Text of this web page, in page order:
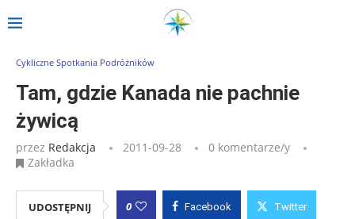
Strona główna Tam, gdzie Kanada nie pachnie żywicą
Cykliczne Spotkania Podróżników
Tam, gdzie Kanada nie pachnie
żywicą
przez Redakcja 2011-09-28
0 komentarze/y
Zakładka
UDOSTĘPNIJ 0 Facebook Twitter